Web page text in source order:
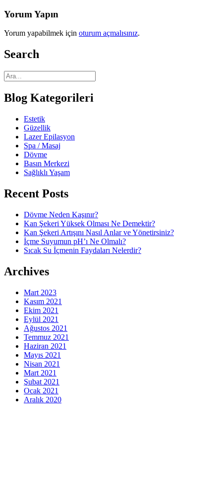
Yorum Yapın
Yorum yapabilmek için oturum açmalısınız.
Search
Blog Kategorileri
Estetik
Güzellik
Lazer Epilasyon
Spa / Masaj
Dövme
Basın Merkezi
Sağlıklı Yaşam
Recent Posts
Dövme Neden Kaşınır?
Kan Şekeri Yüksek Olması Ne Demektir?
Kan Şekeri Artışını Nasıl Anlar ve Yönetirsiniz?
İçme Suyumun pH’ı Ne Olmalı?
Sıcak Su İçmenin Faydaları Nelerdir?
Archives
Mart 2023
Kasım 2021
Ekim 2021
Eylül 2021
Ağustos 2021
Temmuz 2021
Haziran 2021
Mayıs 2021
Nisan 2021
Mart 2021
Şubat 2021
Ocak 2021
Aralık 2020